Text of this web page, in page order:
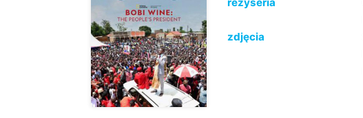
zdjęcia